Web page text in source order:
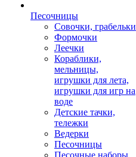
Песочницы
Совочки, грабельки
Формочки
Леечки
Кораблики,
мельницы,
игрушки для лета,
игрушки для игр на
воде
Детские тачки,
тележки
Ведерки
Песочницы
Песочные наборы